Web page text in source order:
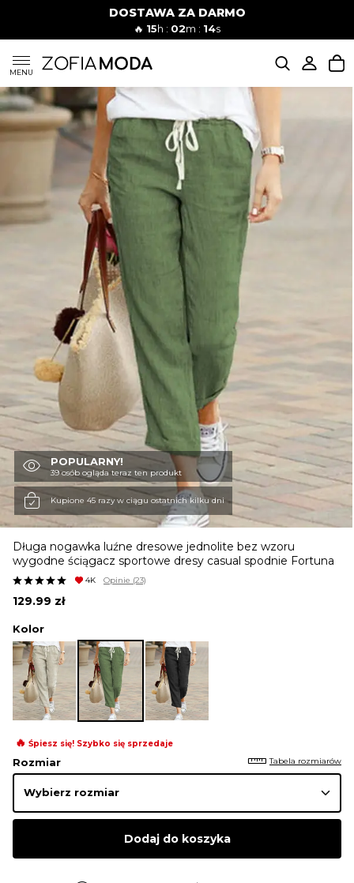
DOSTAWA ZA DARMO
🔥 15h : 02m : 12s
MENU
SUKIENKI
KOMPLETY
SZORTY
MODA PLAŻOWA
KURTKI I PŁASZCZE
SPÓDNICE
SPODNIE
KOMBINEZONY
DRESY
MARYNARKI
BLUZY
BUTY
POPULARNY!
39 osób ogląda teraz ten produkt
Kupione 45 razy w ciągu ostatnich kilku dni
Długa nogawka luźne dresowe jednolite bez wzoru
wygodne ściągacz sportowe dresy casual spodnie Fortuna
4K Opinie (23)
129.99 zł
Kolor
🔥 Śpiesz się! Szybko się sprzedaje
Rozmiar Tabela rozmiarów
Dodaj do koszyka